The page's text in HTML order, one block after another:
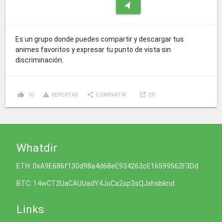
navigation
Es un grupo donde puedes compartir y descargar tus
animes favoritos y expresar tu punto de vista sin
discriminación.
thumb_up 10 report_problem REPORTAR share COMPARTIR launch QR
Whatdir
ETH: 0xA9E686f130d98a4d68eE934263cE16599562F3Dd
BTC: 14wCT2UaCAUUadY4JoCa2op3sQJxhsbknd
Links